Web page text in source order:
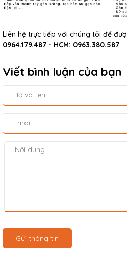
Liên hệ trực tiếp với chúng tôi để
0964.179.487 - HCM: 0963.380.587
Viết bình luận của bạn
Gửi thông tin